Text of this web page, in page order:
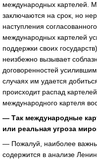
международных картелей.
заключаются на срок, но
наступления
международных картелей
поддержки своих
неизбежно вызывает
договоренностей
случаях им удается
происходит распад
международного картеля
— Так международные
или реальная угроза
— Пожалуй, наиболее
содержится в анализе